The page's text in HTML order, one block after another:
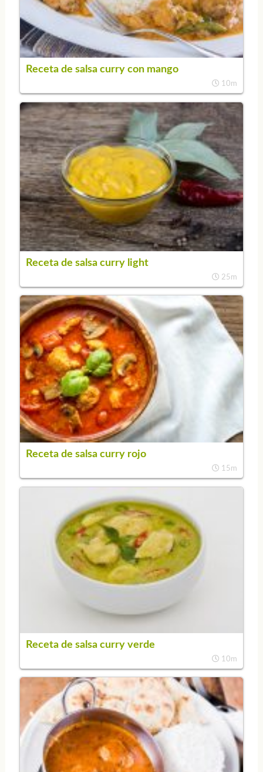
Receta de salsa curry con mango
10m
Receta de salsa curry light
25m
Receta de salsa curry rojo
15m
Receta de salsa curry verde
10m